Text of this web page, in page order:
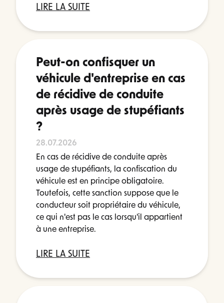
LIRE LA SUITE
Peut-on confisquer un
véhicule d'entreprise en cas
de récidive de conduite
après usage de stupéfiants
?
28.07.2026
En cas de récidive de conduite après
usage de stupéfiants, la confiscation du
véhicule est en principe obligatoire.
Toutefois, cette sanction suppose que le
conducteur soit propriétaire du véhicule,
ce qui n'est pas le cas lorsqu'il appartient
à une entreprise.
LIRE LA SUITE